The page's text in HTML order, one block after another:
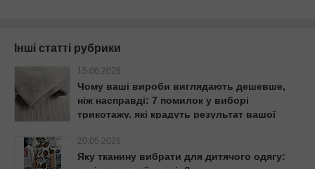
Інші статті рубрики
15.06.2026
Чому ваші вироби виглядають дешевше,
ніж насправді: 7 помилок у виборі
трикотажу, які крадуть результат вашої
20.05.2026
Яку тканину вибрати для дитячого одягу: